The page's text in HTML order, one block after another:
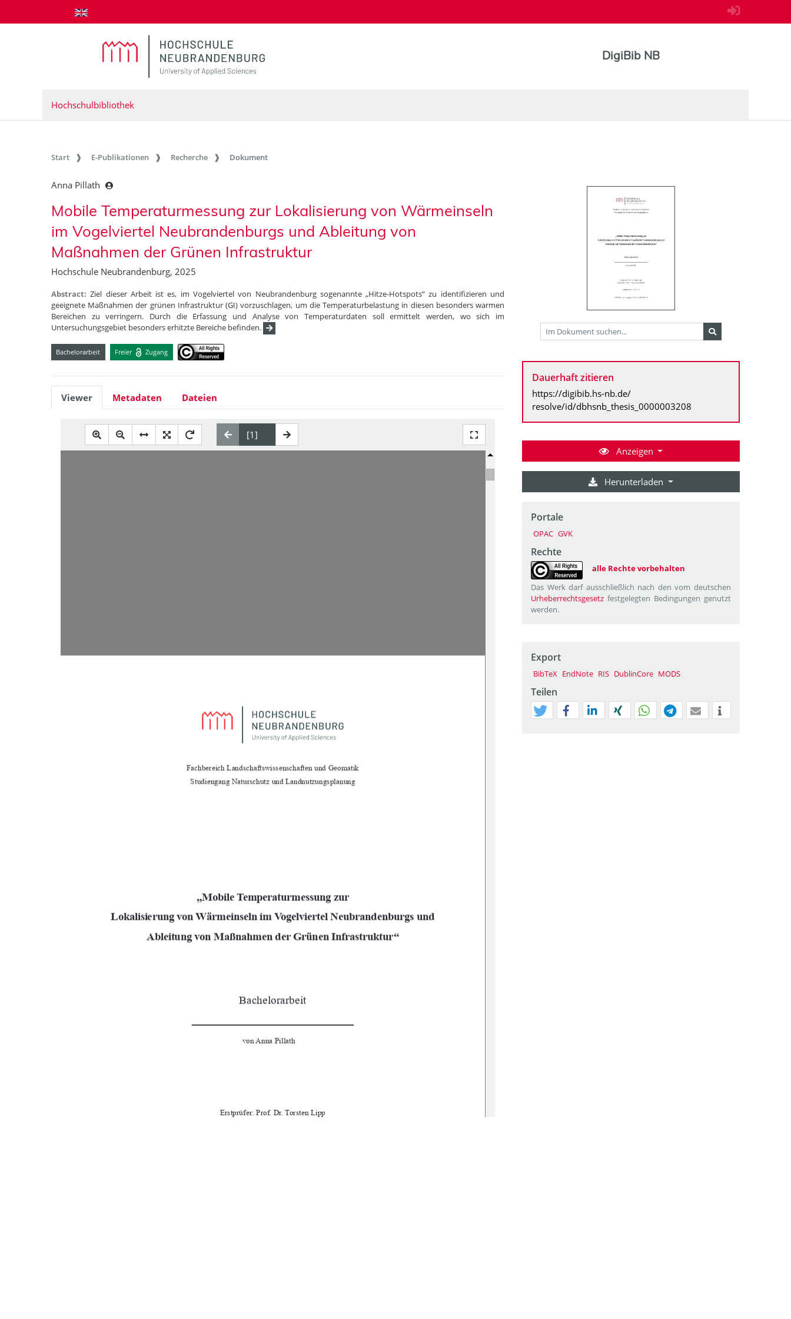
zum Inhalt springen
DigiBib NB
Hochschulbibliothek
Start E-Publikationen Recherche Dokument
Anna Pillath
Mobile Temperaturmessung zur Lokalisierung von Wärmeinseln
im Vogelviertel Neubrandenburgs und Ableitung von
Maßnahmen der Grünen Infrastruktur
Hochschule Neubrandenburg, 2025
Abstract:Ziel dieser Arbeit ist es, im Vogelviertel von Neubrandenburg sogenannte „Hitze-Hotspots“ zu identifizieren und
geeignete Maßnahmen der grünen Infrastruktur (GI) vorzuschlagen, um die Temperaturbelastung in diesen besonders warmen
Bereichen zu verringern. Durch die Erfassung und Analyse von Temperaturdaten soll ermittelt werden, wo sich im
Untersuchungsgebiet besonders erhitzte Bereiche befinden.
Bachelorarbeit Freier Zugang
Viewer Metadaten Dateien
Fachbereich Landschaftswissenschaften und Geomatik
Studiengang Naturschutz und Landnutzungsplanung
„Mobile Temperaturmessung zur
Lokalisierung von Wärmeinseln im Vogelviertel Neubrandenburgs und
Ableitung von Maßnahmen der Grünen Infrastruktur“
Bachelorarbeit
von Anna Pillath
Erstprüfer: Prof. Dr. Torsten Lipp
Dauerhaft zitieren
https://digibib.hs-nb.de/
resolve/id/dbhsnb_thesis_0000003208
Anzeigen
Herunterladen
Portale
OPAC GVK
Rechte
alle Rechte vorbehalten
Das Werk darf ausschließlich nach den vom deutschen
Urheberrechtsgesetz festgelegten Bedingungen genutzt
werden.
Export
BibTeX EndNote RIS DublinCore MODS
Teilen